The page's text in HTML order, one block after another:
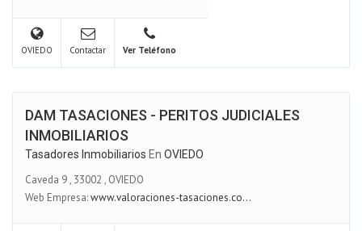
OVIEDO Contactar Ver Teléfono
DAM TASACIONES - PERITOS JUDICIALES
INMOBILIARIOS
Tasadores Inmobiliarios En OVIEDO
Caveda 9, 33002 , OVIEDO
Web Empresa:www.valoraciones-tasaciones.co...